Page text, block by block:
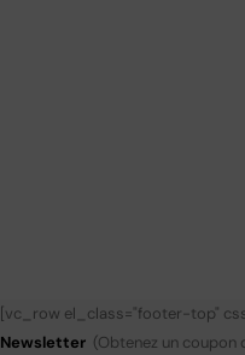
[vc_row el_class="footer-top"
Newsletter (Obtenez un coupon